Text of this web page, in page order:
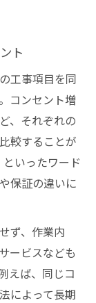
ト
工事項目を同
コンセント増
、それぞれの
較することが
いったワード
保証の違いに
ず、作業内
ービスなども
えば、同じコ
によって長期